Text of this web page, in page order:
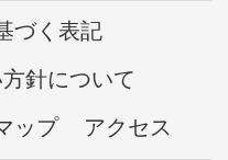
づく表記
針について
ップ アクセス